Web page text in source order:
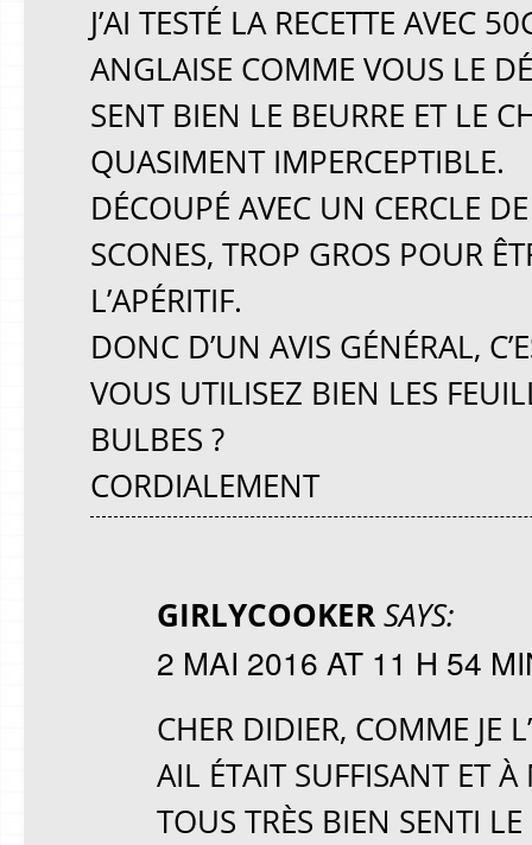
J’AI TESTÉ LA RECETTE AVEC
ANGLAISE COMME VOUS LE
SENT BIEN LE BEURRE ET LE
QUASIMENT IMPERCEPTIBLE.
DÉCOUPÉ AVEC UN CERCLE
SCONES, TROP GROS POUR
L’APÉRITIF.
DONC D’UN AVIS GÉNÉRAL,
VOUS UTILISEZ BIEN LES
BULBES ?
CORDIALEMENT
GIRLYCOOKERSAYS:
2 MAI 2016 AT 11 H 54
CHER DIDIER, COMME JE
AIL ÉTAIT SUFFISANT ET
TOUS TRÈS BIEN SENTI